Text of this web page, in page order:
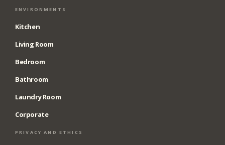
ENVIRONMENTS
Kitchen
Living Room
Bedroom
Bathroom
Laundry Room
Corporate
PRIVACY AND ETHICS